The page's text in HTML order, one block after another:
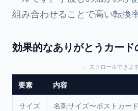
組み合わせることで高い転換
効果的なありがとうカー
要素 内容
サイズ 名刺サイズ〜ポストカー